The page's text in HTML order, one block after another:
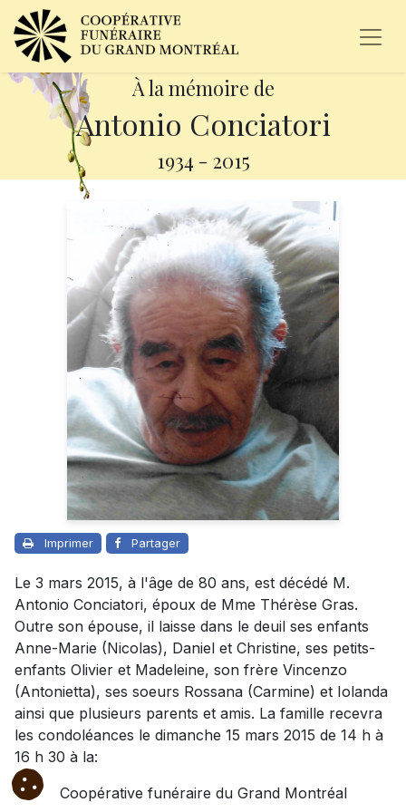
À la mémoire de
Antonio Conciatori
1934 - 2015
Imprimer Partager
Le 3 mars 2015, à l'âge de 80 ans, est décédé M.
Antonio Conciatori, époux de Mme Thérèse Gras.
Outre son épouse, il laisse dans le deuil ses enfants
Anne-Marie (Nicolas), Daniel et Christine, ses petits-
enfants Olivier et Madeleine, son frère Vincenzo
(Antonietta), ses soeurs Rossana (Carmine) et Iolanda
ainsi que plusieurs parents et amis. La famille recevra
les condoléances le dimanche 15 mars 2015 de 14 h à
16 h 30 à la:
Coopérative funéraire du Grand Montréal